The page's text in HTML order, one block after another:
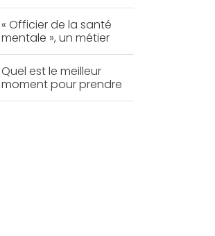
« Officier de la santé
mentale », un métier
d’avenir ?
Quel est le meilleur
moment pour prendre
vos vitamines ?